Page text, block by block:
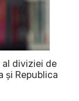
al diviziei de
și Republica